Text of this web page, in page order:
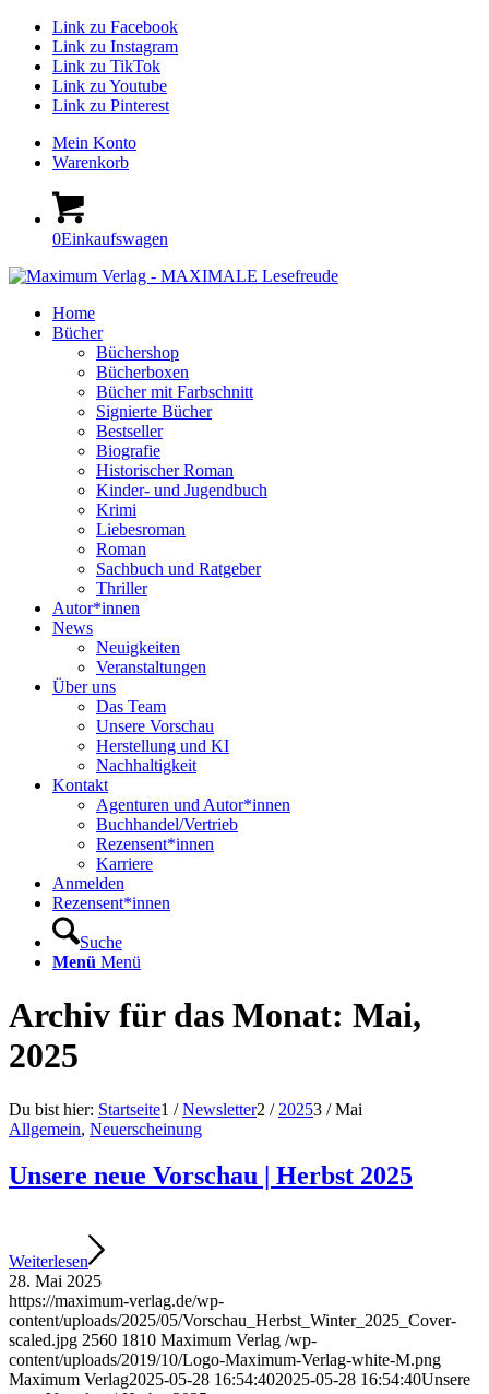
Link zu Facebook
Link zu Instagram
Link zu TikTok
Link zu Youtube
Link zu Pinterest
Mein Konto
Warenkorb
0Einkaufswagen
Home
Bücher
Büchershop
Bücherboxen
Bücher mit Farbschnitt
Signierte Bücher
Bestseller
Biografie
Historischer Roman
Kinder- und Jugendbuch
Krimi
Liebesroman
Roman
Sachbuch und Ratgeber
Thriller
Autor*innen
News
Neuigkeiten
Veranstaltungen
Über uns
Das Team
Unsere Vorschau
Herstellung und KI
Nachhaltigkeit
Kontakt
Agenturen und Autor*innen
Buchhandel/Vertrieb
Rezensent*innen
Karriere
Anmelden
Rezensent*innen
Suche
Menü Menü
Archiv für das Monat: Mai,
2025
Du bist hier: Startseite1 / Newsletter2 / 20253 / Mai
Allgemein, Neuerscheinung
Unsere neue Vorschau | Herbst 2025
Weiterlesen
28. Mai 2025
https://maximum-verlag.de/wp-
content/uploads/2025/05/Vorschau_Herbst_Winter_2025_Cover-
scaled.jpg 2560 1810 Maximum Verlag /wp-
content/uploads/2019/10/Logo-Maximum-Verlag-white-M.png
Maximum Verlag2025-05-28 16:54:402025-05-28 16:54:40Unsere